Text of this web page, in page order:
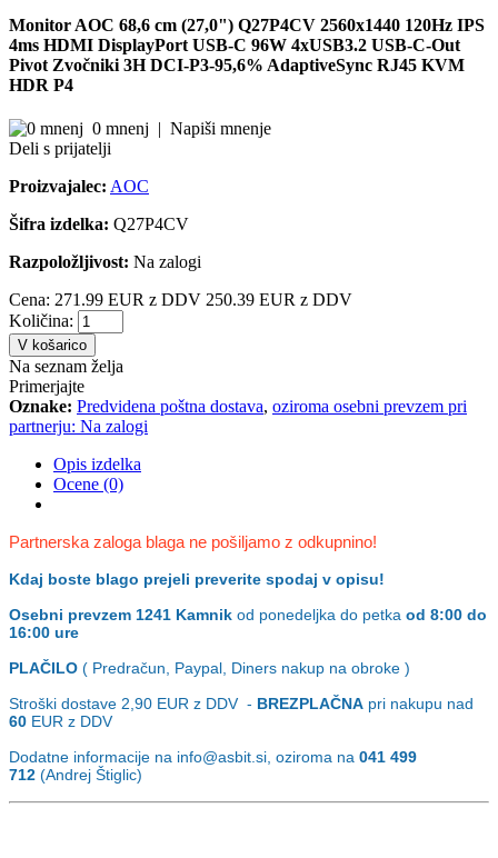
Monitor AOC 68,6 cm (27,0") Q27P4CV 2560x1440 120Hz IPS
4ms HDMI DisplayPort USB-C 96W 4xUSB3.2 USB-C-Out
Pivot Zvočniki 3H DCI-P3-95,6% AdaptiveSync RJ45 KVM
HDR P4
0 mnenj | Napiši mnenje
Deli s prijatelji
Proizvajalec: AOC
Šifra izdelka: Q27P4CV
Razpoložljivost: Na zalogi
Cena: 271.99 EUR z DDV 250.39 EUR z DDV
Količina:
V košarico
Na seznam želja
Primerjajte
Oznake: Predvidena poštna dostava, oziroma osebni prevzem pri
partnerju: Na zalogi
Opis izdelka
Ocene (0)
Partnerska zaloga blaga ne pošiljamo z odkupnino!
Kdaj boste blago prejeli preverite spodaj v opisu!
Osebni prevzem 1241 Kamnik od ponedeljka do petka od 8:00 do
16:00 ure
PLAČILO ( Predračun, Paypal, Diners nakup na obroke )
Stroški dostave 2,90 EUR z DDV - BREZPLAČNA pri nakupu nad
60 EUR z DDV
Dodatne informacije na info@asbit.si, oziroma na 041 499
712 (Andrej Štiglic)